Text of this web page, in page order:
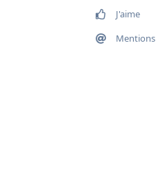
J'aime
Mentions